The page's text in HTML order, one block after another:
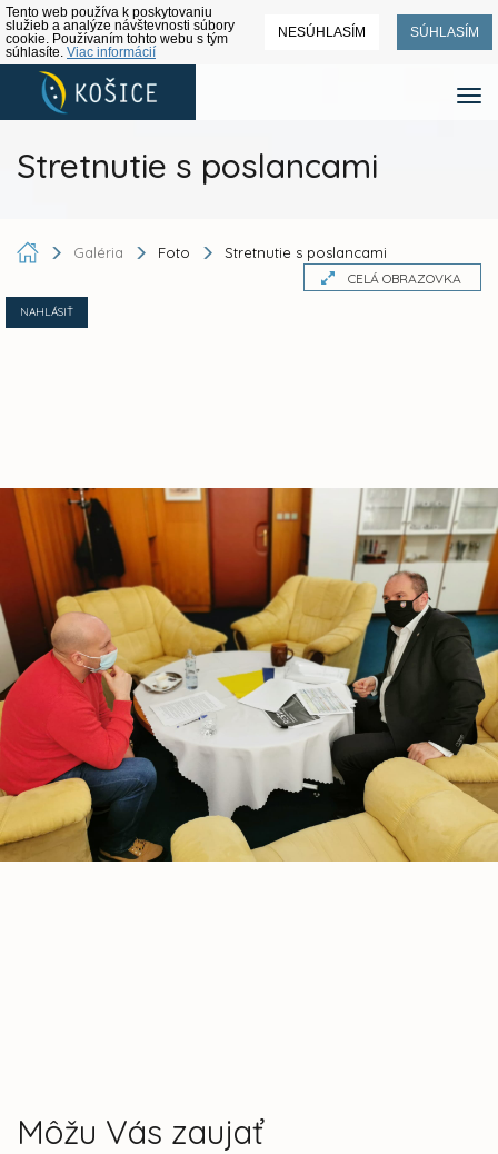
Tento web používa k poskytovaniu
služieb a analýze návštevnosti súbory
cookie. Používaním tohto webu s tým
súhlasíte. Viac informácií
NESÚHLASÍM SÚHLASÍM
Stretnutie s poslancami
Galéria Foto Stretnutie s poslancami
CELÁ OBRAZOVKA
NAHLÁSIŤ
Môžu Vás zaujať